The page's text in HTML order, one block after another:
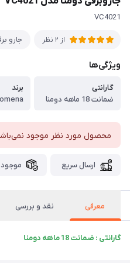
VC4021
از 2 نظر جارو
ویژگی‌ها
گارانتی
ضمانت 18 ماهه دومنا
برند
محصول مورد نظر موجود
ارسال سریع موجود
معرفی نقد و بررسی
گارانتی : ضمانت 18 ماهه دومنا